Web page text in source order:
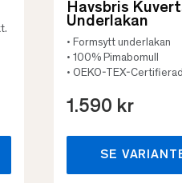
Havsbris
Underlakan
• Formsytt underlakan
• 100% Pimabomull
• OEKO-TEX-Certifierad
1.590 kr
SE